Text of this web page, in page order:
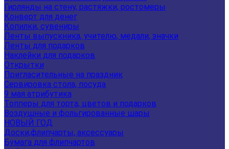
Гирлянды на стену, растяжки, ростомеры
Конверт для денег
Копилки, сувениры
Ленты выпускника, учителю, медали, значки
Ленты для подарков
Наклейки для подарков
Открытки
Пригласительные на праздник
Сервировка стола, посуда
9 мая атрибутика
Топперы для торта, цветов и подарков
Воздушные и фольгированные шары
НОВЫЙ ГОД
Доски,флипчарты, аксессуары
Бумага для флипчартов